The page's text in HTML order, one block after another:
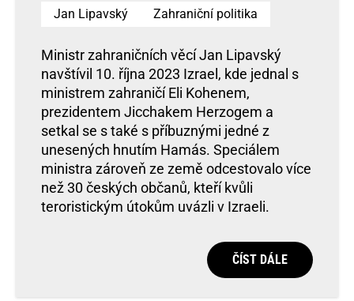
Jan Lipavský Zahraniční politika
Ministr zahraničních věcí Jan Lipavský
navštívil 10. října 2023 Izrael, kde jednal s
ministrem zahraničí Eli Kohenem,
prezidentem Jicchakem Herzogem a
setkal se s také s příbuznými jedné z
unesených hnutím Hamás. Speciálem
ministra zároveň ze země odcestovalo více
než 30 českých občanů, kteří kvůli
teroristickým útokům uvázli v Izraeli.
ČÍST DÁLE